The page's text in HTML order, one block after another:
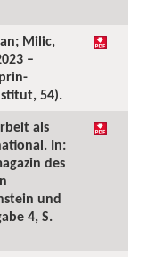
Milic,
–
54).
als
In:
des
und
4, S.